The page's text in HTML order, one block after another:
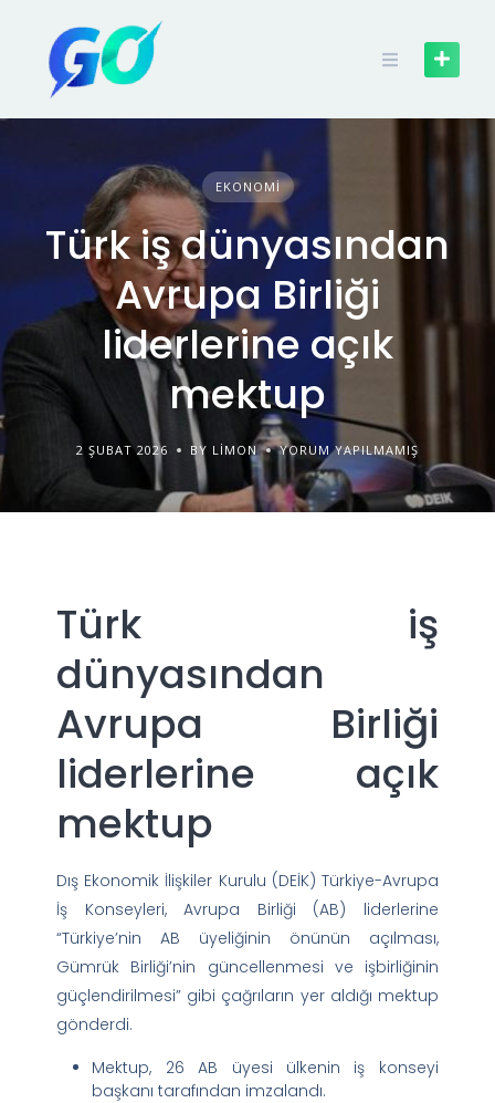
EKONOMI
Türk iş dünyasından
Avrupa Birliği
liderlerine açık
mektup
2 ŞUBAT 2026 BY LIMON YORUM YAPILMAMIŞ
Türk iş
dünyasından
Avrupa Birliği
liderlerine açık
mektup
Dış Ekonomik İlişkiler Kurulu (DEİK) Türkiye-Avrupa
İş Konseyleri, Avrupa Birliği (AB) liderlerine
“Türkiye’nin AB üyeliğinin önünün açılması,
Gümrük Birliği’nin güncellenmesi ve işbirliğinin
güçlendirilmesi” gibi çağrıların yer aldığı mektup
gönderdi.
Mektup, 26 AB üyesi ülkenin iş konseyi
başkanı tarafından imzalandı.